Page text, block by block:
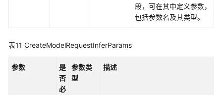
皮
段，可在其中定义参数，
包括参数名及其类型。
表11 CreateModelRequestInferParams
参数
是
否
必
参数类
型
描述